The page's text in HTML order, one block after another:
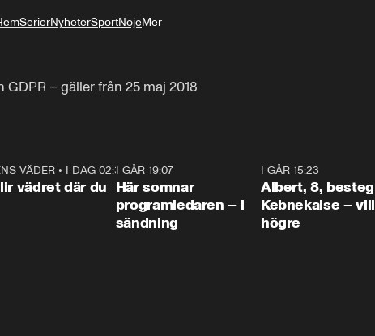
SerierNyheterSportNöjeMer
– gäller från 25 maj 2018
1:06
VÄDER• I DAG 02:30
vädret där du
I GÅR 19:07
Här somnar
programledaren – i
sändning
I GÅR 15:23
Albert, 8, besteg
Kebnekaise – vill
högre